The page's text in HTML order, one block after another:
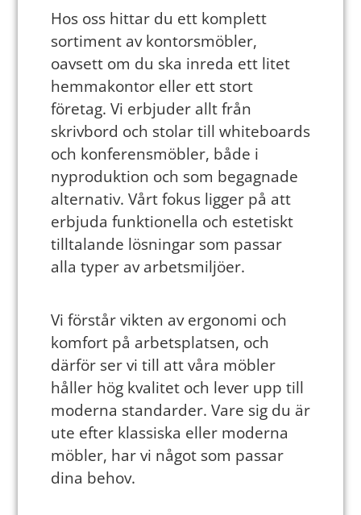
Hos oss hittar du ett komplett
sortiment av kontorsmöbler,
oavsett om du ska inreda ett litet
hemmakontor eller ett stort
företag. Vi erbjuder allt från
skrivbord och stolar till whiteboards
och konferensmöbler, både i
nyproduktion och som begagnade
alternativ. Vårt fokus ligger på att
erbjuda funktionella och estetiskt
tilltalande lösningar som passar
alla typer av arbetsmiljöer.
Vi förstår vikten av ergonomi och
komfort på arbetsplatsen, och
därför ser vi till att våra möbler
håller hög kvalitet och lever upp till
moderna standarder. Vare sig du är
ute efter klassiska eller moderna
möbler, har vi något som passar
dina behov.